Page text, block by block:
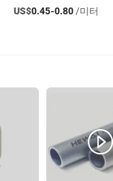
US$0.45-0.80/미터